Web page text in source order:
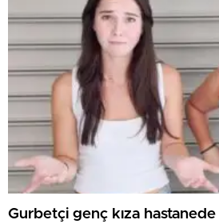
Gurbetçi genç kıza